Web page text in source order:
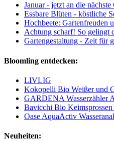
Januar - jetzt an die nächste
Essbare Blüten - köstliche
Hochbeete: Gartenfreuden
Achtung scharf! So gelingt
Gartengestaltung - Zeit für
Bloomling entdecken:
LIVLIG
Kokopelli Bio Weißer und
GARDENA Wasserzähler
Bavicchi Bio
Oase AquaActiv
Neuheiten: